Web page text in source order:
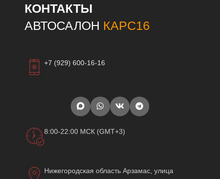
КОНТАКТЫ
АВТОСАЛОН КАРС16
+7 (929) 600-16-16
8:00-22:00 МСК (GMT+3)
Нижегородская область Арзамас, улица